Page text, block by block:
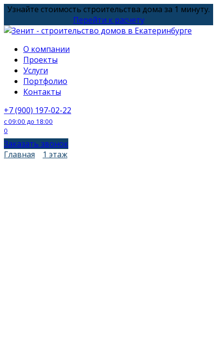
Перейти
содержанию
Узнайте стоимость строительства дома за 1 минуту.
Перейти к расчету
О компании
Проекты
Услуги
Портфолио
Контакты
+7 (900) 197-02-22
с 09:00 до 18:00
0
Заказать звонок
Главная
1 этаж